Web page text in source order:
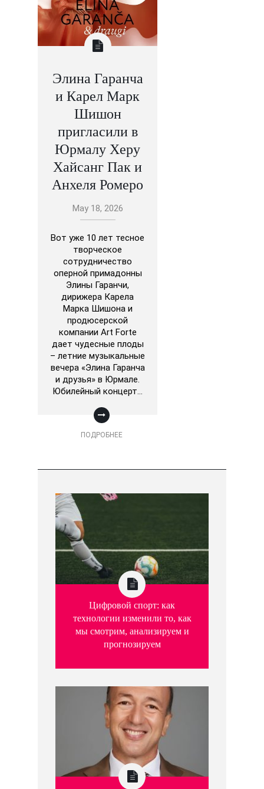
Элина Гаранча
и Карел Марк
Шишон
пригласили в
Юрмалу Херу
Хайсанг Пак и
Анхеля Ромеро
May 18, 2026
Вот уже 10 лет тесное
творческое
сотрудничество
оперной примадонны
Элины Гаранчи,
дирижера Карела
Марка Шишона и
продюсерской
компании Art Forte
дает чудесные плоды
– летние музыкальные
вечера «Элина Гаранча
и друзья» в Юрмале.
Юбилейный концерт…
ПОДРОБНЕЕ
Цифровой спорт: как
технологии изменили то, как
мы смотрим, анализируем и
прогнозируем